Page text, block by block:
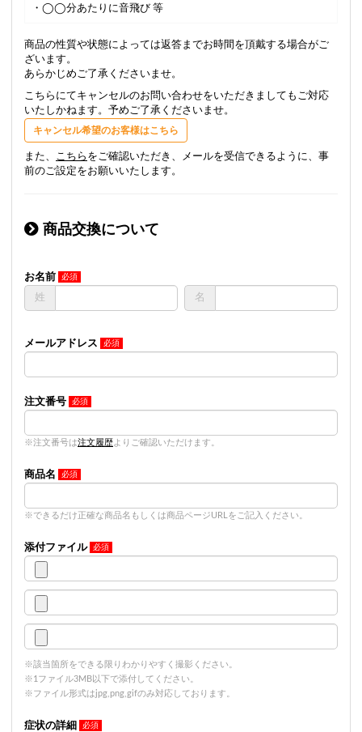
・◯◯分あたりに音飛び 等
商品の性質や状態によっては返答までお時間を頂戴する場合がご
ざいます。
あらかじめご了承くださいませ。
こちらにてキャンセルのお問い合わせをいただきましてもご対応
いたしかねます。予めご了承くださいませ。
キャンセル希望のお客様はこちら
また、 こちら をご確認いただき、メールを受信できるように、事
前のご設定をお願いいたします。
商品交換について
お名前
姓
名
メールアドレス
注文番号
※注文番号は注文履歴よりご確認いただけます。
商品名
※できるだけ正確な商品名もしくは商品ページURLをご記入ください。
添付ファイル
※該当箇所をできる限りわかりやすく撮影ください。
※1ファイル3MB以下で添付してください。
※ファイル形式はjpg,png,gifのみ対応しております。
症状の詳細